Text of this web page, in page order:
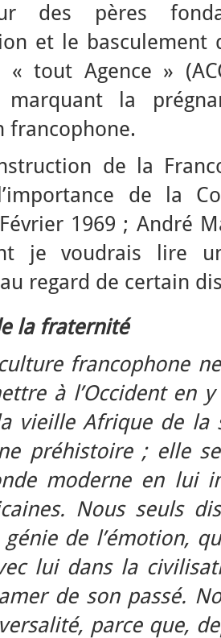
des pères
et le basculement
« tout Agence »
marquant la
francophone.
de la
de la
1969 ; André
je voudrais lire
regard de certain
la fraternité
francophone
à l’Occident en
vieille Afrique de la
préhistoire ; elle
moderne en lui
Nous seuls
de l’émotion,
lui dans la
de son passé.
parce que,